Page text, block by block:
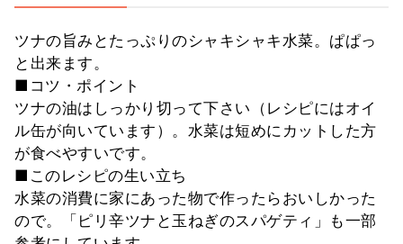
ツナの旨みとたっぷりのシャキシャキ水菜。ぱぱっ
と出来ます。
■コツ・ポイント
ツナの油はしっかり切って下さい（レシピにはオイ
ル缶が向いています）。水菜は短めにカットした方
が食べやすいです。
■このレシピの生い立ち
水菜の消費に家にあった物で作ったらおいしかった
ので。「ピリ辛ツナと玉ねぎのスパゲティ」も一部